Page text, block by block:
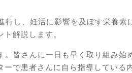
行し、妊活に影響を及ぼす栄養素
解説します。
皆さんに一日も早く取り組み始
で患者さんに自ら指導している